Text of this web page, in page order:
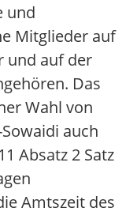
und
Mitglieder auf
und auf der
Das
Wahl von
auch
Absatz 2 Satz
Amtszeit des